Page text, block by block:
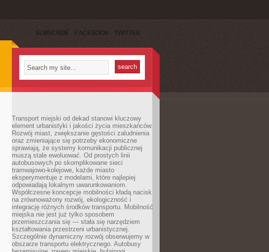
SUBSCRIBE FACEBOOK TWITTER
Transport miejski od dekad stanowi kluczowy
element urbanistyki i jakości życia mieszkańców.
Rozwój miast, zwiększanie gęstości zaludnienia
oraz zmieniające się potrzeby ekonomiczne
sprawiają, że systemy komunikacji publicznej
muszą stale ewoluować. Od prostych linii
autobusowych po skomplikowane sieci
tramwajowo-kolejowe, każde miasto
eksperymentuje z modelami, które najlepiej
odpowiadają lokalnym uwarunkowaniom.
Współczesne koncepcje mobilności kładą nacisk
na zrównoważony rozwój, ekologiczność i
integrację różnych środków transportu. Mobilność
miejska nie jest już tylko sposobem
przemieszczania się — stała się narzędziem
kształtowania przestrzeni urbanistycznej.
Szczególnie dynamiczny rozwój obserwujemy w
obszarze transportu elektrycznego. Autobusy